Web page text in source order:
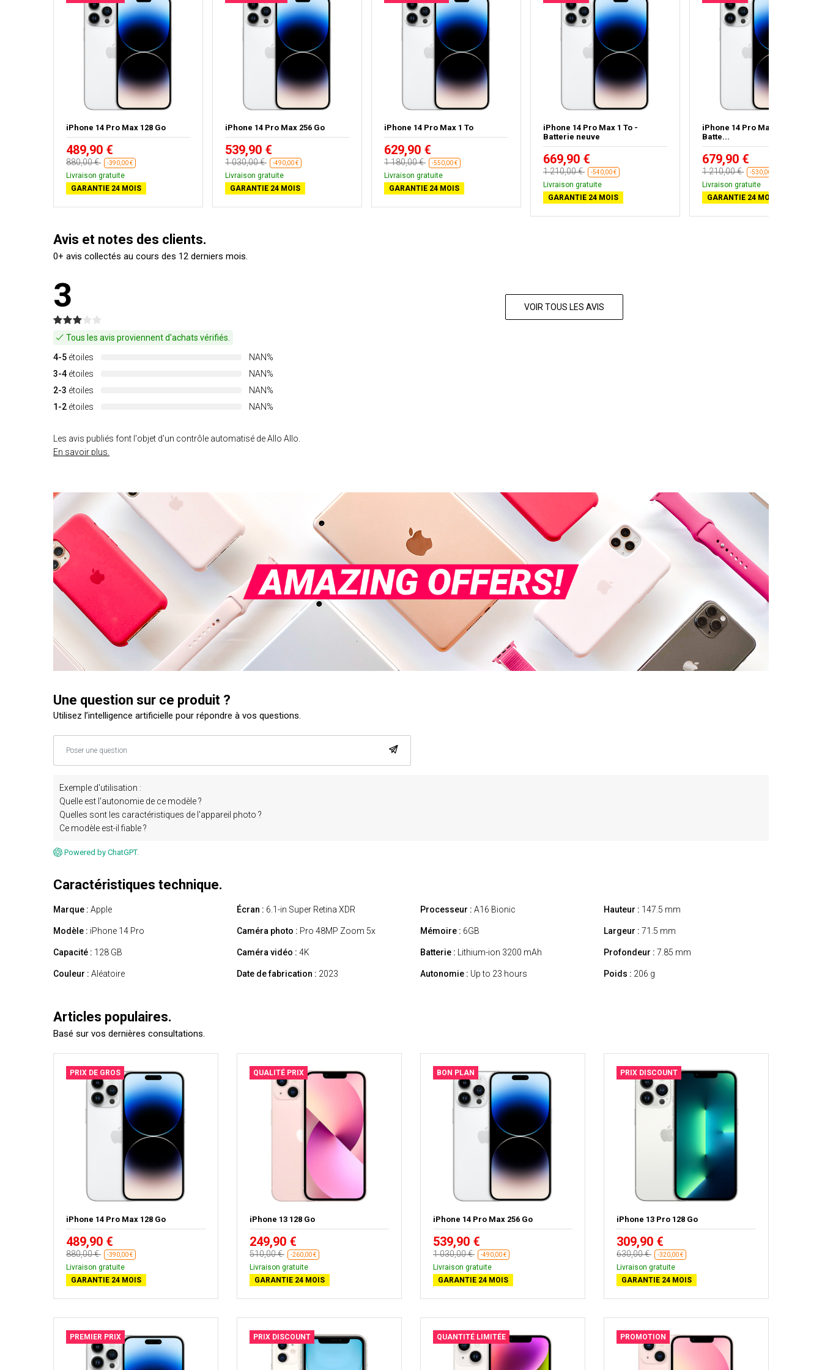
iPhone 14 Pro Max 128 Go
489,90 €
880,00 € -390,00 €
Livraison gratuite
GARANTIE 24 MOIS
iPhone 14 Pro Max 256 Go
539,90 €
1 030,00 € -490,00 €
Livraison gratuite
GARANTIE 24 MOIS
iPhone 14 Pro Max 1 To
629,90 €
1 180,00 € -550,00 €
Livraison gratuite
GARANTIE 24 MOIS
iPhone 14 Pro Max 1 To -
Batterie neuve
669,90 €
1 210,00 € -540,00 €
Livraison gratuite
GARANTIE 24 MOIS
iPhone 14 Pro Max 1 To Argent
Batte...
679,90 €
1 210,00 € -530,00 €
Livraison gratuite
GARANTIE 24 MOIS
Avis et notes des clients.
0+ avis collectés au cours des 12 derniers mois.
3
Tous les avis proviennent d'achats vérifiés.
4-5 étoiles
NAN%
3-4 étoiles
NAN%
2-3 étoiles
NAN%
1-2 étoiles NAN%
Les avis publiés font l'objet d'un contrôle automatisé de Allo Allo.
En savoir plus.
VOIR TOUS LES AVIS
Une question sur ce produit ?
Utilisez l’intelligence artificielle pour répondre à vos questions.
Exemple d'utilisation :
Quelle est l'autonomie de ce modèle ?
Quelles sont les caractéristiques de l'appareil photo ?
Ce modèle est-il fiable ?
Powered by ChatGPT.
Caractéristiques technique.
Marque : Apple
Modèle : iPhone 14 Pro
Capacité : 128 GB
Couleur : Aléatoire
Écran : 6.1-in Super Retina XDR
Caméra photo : Pro 48MP Zoom 5x
Caméra vidéo : 4K
Date de fabrication : 2023
Processeur : A16 Bionic
Mémoire : 6GB
Batterie : Lithium-ion 3200 mAh
Autonomie : Up to 23 hours
Hauteur : 147.5 mm
Largeur : 71.5 mm
Profondeur : 7.85 mm
Poids : 206 g
Articles populaires.
Basé sur vos dernières consultations.
PRIX DE GROS
iPhone 14 Pro Max 128 Go
489,90 €
880,00 € -390,00 €
Livraison gratuite
GARANTIE 24 MOIS
QUALITÉ PRIX
iPhone 13 128 Go
249,90 €
510,00 € -260,00 €
Livraison gratuite
GARANTIE 24 MOIS
BON PLAN
iPhone 14 Pro Max 256 Go
539,90 €
1 030,00 € -490,00 €
Livraison gratuite
GARANTIE 24 MOIS
PRIX DISCOUNT
iPhone 13 Pro 128 Go
309,90 €
630,00 € -320,00 €
Livraison gratuite
GARANTIE 24 MOIS
PREMIER PRIX PRIX DISCOUNT QUANTITÉ LIMITÉE PROMOTION